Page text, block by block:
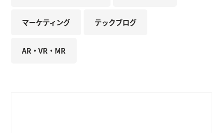
マーケティング テックブログ
AR・VR・MR